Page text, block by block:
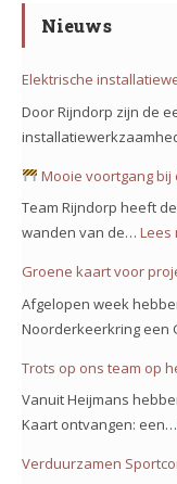
Nieuws
Elektrische
Door Rijndorp zijn de
Mooie voortgang bij
Team Rijndorp heeft
wanden van de… Lees
Groene kaart voor
Afgelopen week
Noorderkeerkring een
Trots op ons team op
Vanuit Heijmans
Kaart ontvangen: een…
Verduurzamen